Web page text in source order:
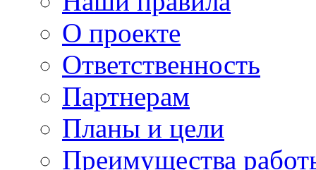
О проекте
Ответственность
Партнерам
Планы и цели
Преимущества